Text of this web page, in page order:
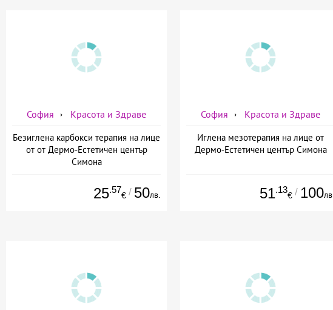
София Красота и Здраве
Безиглена карбокси терапия на лице
от от Дермо-Естетичен център
Симона
25.57
€ / 50лв.
София Красота и Здраве
Иглена мезотерапия на лице от
Дермо-Естетичен център Симона
51.13
€ / 100лв.